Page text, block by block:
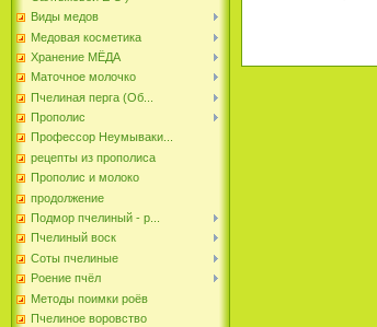
Виды медов
Медовая косметика
Хранение МЁДА
Маточное молочко
Пчелиная перга (Об...
Прополис
Профессор Неумываки...
рецепты из прополиса
Прополис и молоко
продолжение
Подмор пчелиный - р...
Пчелиный воск
Соты пчелиные
Роение пчёл
Методы поимки роёв
Пчелиное воровство